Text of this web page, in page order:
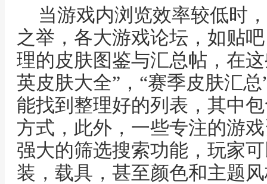
当游戏内浏览效率较低时
之举，各大游戏论坛，如贴
理的皮肤图鉴与汇总帖，在
英皮肤大全”，“赛季皮肤汇
能找到整理好的列表，其中
方式，此外，一些专注的游
强大的筛选搜索功能，玩家
装，载具，甚至颜色和主题